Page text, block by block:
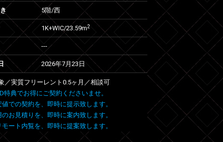
5階/西
1K+WIC/23.59m2
---
2026年7月23日
／実質フリーレント0.5ヶ月／相談可
特典でお得にご契約くださいませ。
での契約を、即時に提示致します。
お見積りを、即時に案内致します。
ート内覧を、即時に提案致します。